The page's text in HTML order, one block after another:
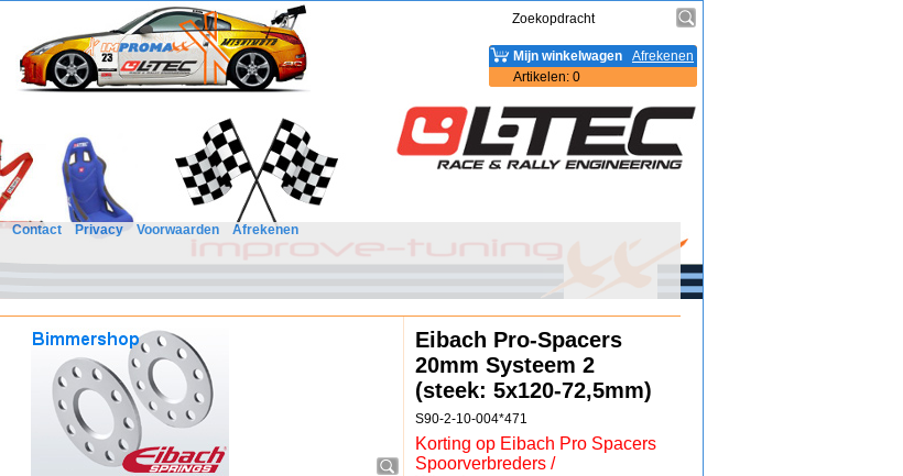
Afrekenen
Mijn winkelwagen
Artikelen: 0
Contact Privacy Voorwaarden Afrekenen
Eibach Pro-Spacers
20mm Systeem 2
(steek: 5x120-72,5mm)
S90-2-10-004*471
Korting op Eibach Pro Spacers
Spoorverbreders /